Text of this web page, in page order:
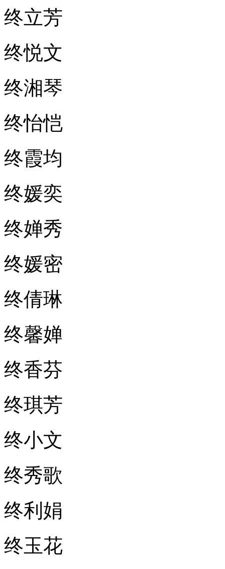
终立芳
终悦文
终湘琴
终怡恺
终霞均
终媛奕
终婵秀
终媛密
终倩琳
终馨婵
终香芬
终琪芳
终小文
终秀歌
终利娟
终玉花